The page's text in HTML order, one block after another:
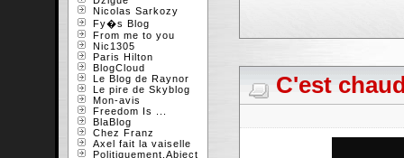
C'est
Nicolas Sarkozy
Fy�s Blog
From me to you
Nic1305
Paris Hilton
BlogCloud
Le Blog de Raynor
Le pire de Skyblog
Mon-avis
Freedom Is ...
BlaBlog
Chez Franz
Axel fait la vaiselle
Politiquement.Abject